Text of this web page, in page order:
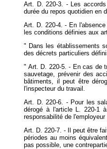
Art. D. 220-3. - Les
durée du repos quotidien en
Art. D. 220-4. - En
les conditions définies aux
" Dans les établissements
des décrets particuliers
" Art. D. 220-5. - En cas de
sauvetage, prévenir des
bâtiments, il peut être
l'inspecteur du travail.
Art. D. 220-6. - Pour les
dérogé à l'article L. 220-1
responsabilité de
Art. D. 220-7. - Il peut être
périodes au moins
pas possible, une